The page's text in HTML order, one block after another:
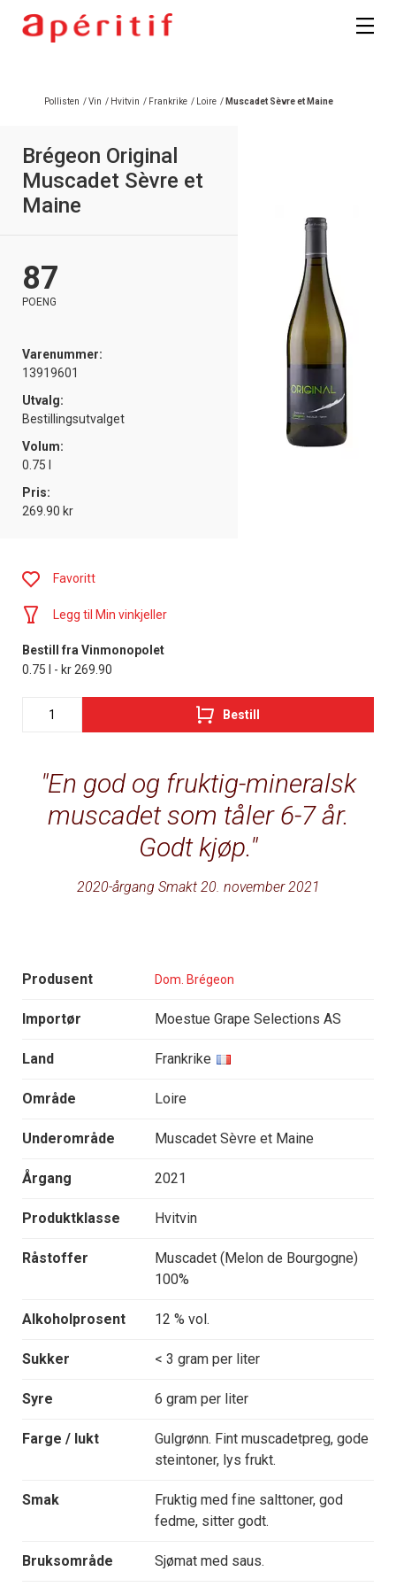
Pollisten /Vin / Hvitvin / Frankrike / Loire / Muscadet Sèvre et Maine
Brégeon Original
Muscadet Sèvre et
Maine
87
POENG
Varenummer:
13919601
Utvalg:
Bestillingsutvalget
Volum:
0.75 l
Pris:
269.90 kr
En god og fruktig-mineralsk
muscadet som tåler 6-7 år.
Godt kjøp.
2020-årgang Smakt 20. november 2021
Produsent Dom. Brégeon
Importør Moestue Grape Selections AS
Land Frankrike
Område Loire
Underområde Muscadet Sèvre et Maine
Årgang 2021
Produktklasse Hvitvin
Råstoffer
Muscadet (Melon de Bourgogne)
100%
Alkoholprosent 12 % vol.
Sukker < 3 gram per liter
Syre 6 gram per liter
Farge / lukt
Gulgrønn. Fint muscadetpreg, gode
steintoner, lys frukt.
Smak
Fruktig med fine salttoner, god
fedme, sitter godt.
Bruksområde Sjømat med saus.
Favoritt
Legg til Min vinkjeller
Bestill fra Vinmonopolet
0.75 l - kr 269.90
Bestill